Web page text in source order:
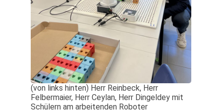
(von links hinten) Herr Reinbeck, Herr
Felbermaier, Herr Ceylan, Herr Dingeldey mit
Schülern am arbeitenden Roboter